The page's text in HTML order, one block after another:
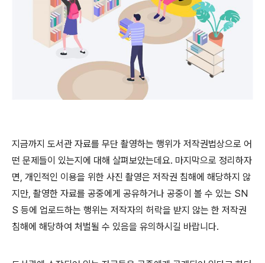
지금까지 도서관 자료를 무단 촬영하는 행위가 저작권법상으로 어
떤 문제들이 있는지에 대해 살펴보았는데요. 마지막으로 정리하자
면, 개인적인 이용을 위한 사진 촬영은 저작권 침해에 해당하지 않
지만, 촬영한 자료를 공중에게 공유하거나 공중이 볼 수 있는 SN
S 등에 업로드하는 행위는 저작자의 허락을 받지 않는 한 저작권
침해에 해당하여 처벌될 수 있음을 유의하시길 바랍니다.